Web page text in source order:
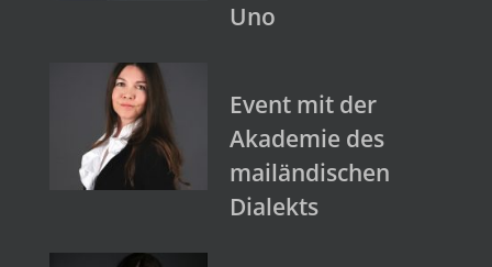
Uno
Event mit der
Akademie des
mailändischen
Dialekts